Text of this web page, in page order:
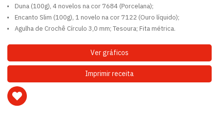
Duna (100g), 4 novelos na cor 7684 (Porcelana);
Encanto Slim (100g), 1 novelo na cor 7122 (Ouro líquido);
Agulha de Crochê Círculo 3,0 mm; Tesoura; Fita métrica.
Ver gráficos
Imprimir receita